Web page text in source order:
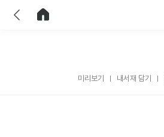
미리보기 내서재 담기